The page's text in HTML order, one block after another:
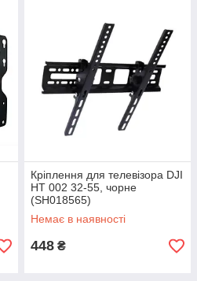
Кріплення для телевізора DJI
HT 002 32-55, чорне
(SH018565)
Немає в наявності
448 ₴